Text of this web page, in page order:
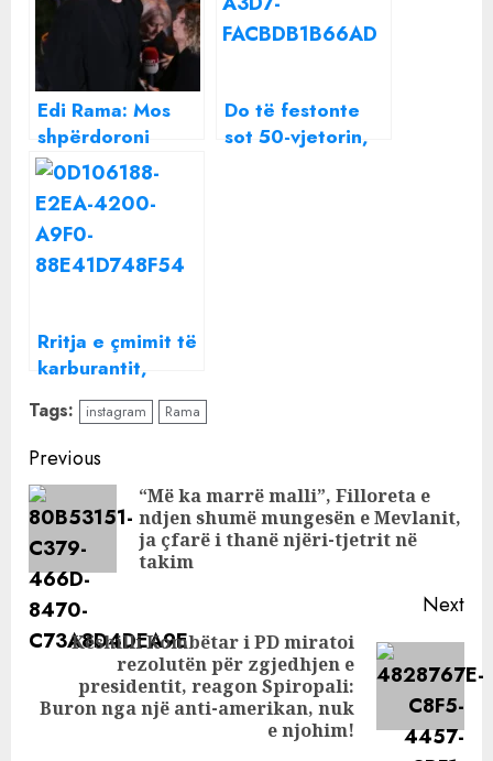
Edi Rama: Mos
shpërdoroni
kohën në rrjetet
sociale duke parë
Kozakun, por
për…
Do të festonte
sot 50-vjetorin,
Rritja e çmimit të
karburantit,
ironia e djalit të
kryeministrit, ja
çfarë publikon
Greg Rama në
rrjetet sociale
Tags: instagram Rama
Continue
Reading
Previous
“Më ka marrë malli”, Filloreta e
ndjen shumë mungesën e Mevlanit,
ja çfarë i thanë njëri-tjetrit në
takim
Next
post:
Këshilli Kombëtar i PD miratoi
rezolutën për zgjedhjen e
presidentit, reagon Spiropali:
Buron nga një anti-amerikan, nuk
e njohim!